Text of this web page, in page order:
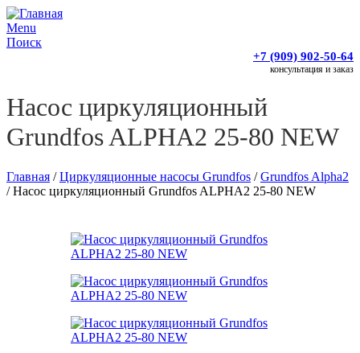
Menu
Поиск
+7 (909) 902-50-64
консультация и заказ
Насос циркуляционный
Grundfos ALPHA2 25-80 NEW
Главная /Циркуляционные насосы Grundfos /Grundfos Alpha2
/Насос циркуляционный Grundfos ALPHA2 25-80 NEW